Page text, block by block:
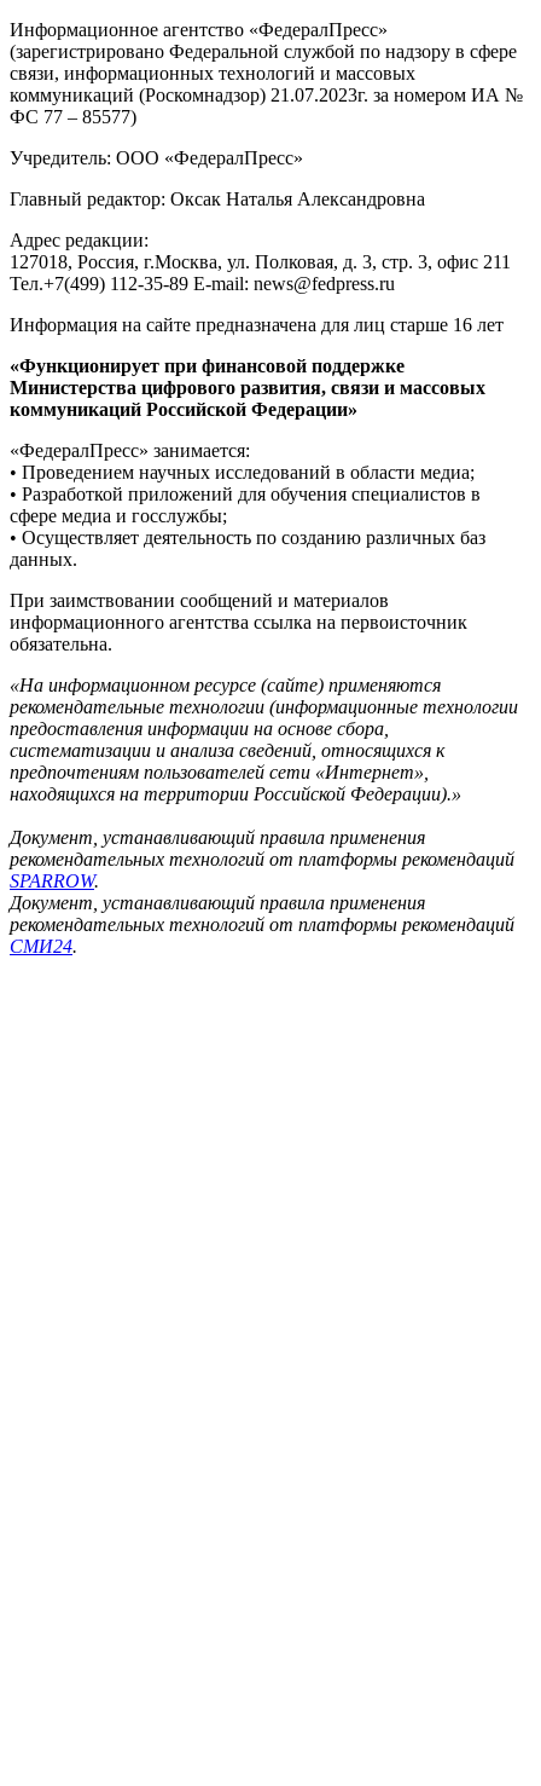
Информационное агентство «ФедералПресс»
(зарегистрировано Федеральной службой по надзору в сфере
связи, информационных технологий и массовых
коммуникаций (Роскомнадзор) 21.07.2023г. за номером ИА №
ФС 77 – 85577)
Учредитель: ООО «ФедералПресс»
Главный редактор: Оксак Наталья Александровна
Адрес редакции:
127018, Россия, г.Москва, ул. Полковая, д. 3, стр. 3, офис 211
Тел.+7(499) 112-35-89 E-mail: news@fedpress.ru
Информация на сайте предназначена для лиц старше 16 лет
«Функционирует при финансовой поддержке
Министерства цифрового развития, связи и массовых
коммуникаций Российской Федерации»
«ФедералПресс» занимается:
• Проведением научных исследований в области медиа;
• Разработкой приложений для обучения специалистов в
сфере медиа и госслужбы;
• Осуществляет деятельность по созданию различных баз
данных.
При заимствовании сообщений и материалов
информационного агентства ссылка на первоисточник
обязательна.
«На информационном ресурсе (сайте) применяются
рекомендательные технологии (информационные технологии
предоставления информации на основе сбора,
систематизации и анализа сведений, относящихся к
предпочтениям пользователей сети «Интернет»,
находящихся на территории Российской Федерации).»
Документ, устанавливающий правила применения
рекомендательных технологий от платформы рекомендаций
SPARROW.
Документ, устанавливающий правила применения
рекомендательных технологий от платформы рекомендаций
СМИ24.